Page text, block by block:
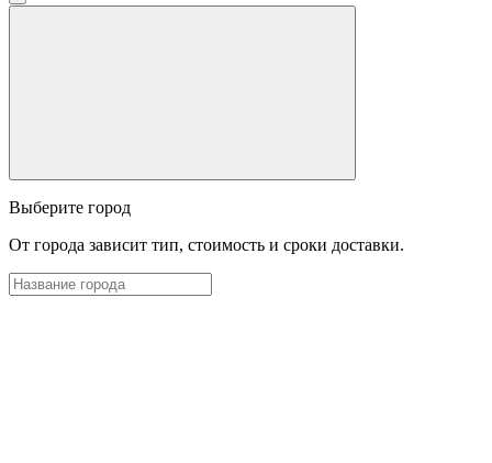
Выберите город
От города зависит тип, стоимость и сроки доставки.